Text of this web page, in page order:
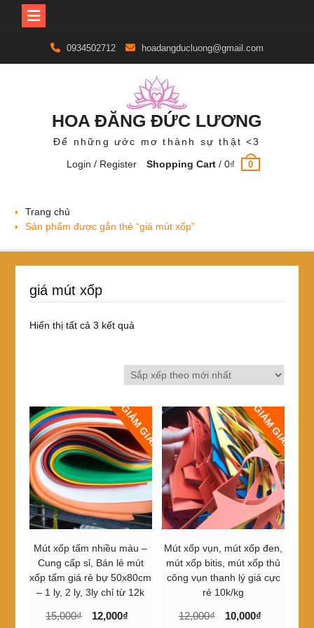
content
0934502712 hoadangducluong@gmail.com
HOA ĐĂNG ĐỨC LƯƠNG
Để những ước mơ thành sự thật <3
Login / Register
Shopping Cart /0₫ 0
Trang chủ
Sản phẩm được gắn thẻ “giá mút xốp”
giá mút xốp
Hiển thị tất cả 3 kết quảĐã
theo
mới
GIẢM GIÁ!
Mút xốp tấm nhiều màu –
Cung cấp sỉ, Bán lẻ mút
xốp tấm giá rẻ bự 50x80cm
– 1 ly, 2 ly, 3ly chỉ từ 12k
15,000₫
Giá
12,000₫
GIẢM GIÁ!
Mút xốp vụn, mút xốp đen,
mút xốp bitis, mút xốp thủ
công vụn thanh lý giá cực
rẻ 10k/kg
12,000₫
Giá
10,000₫